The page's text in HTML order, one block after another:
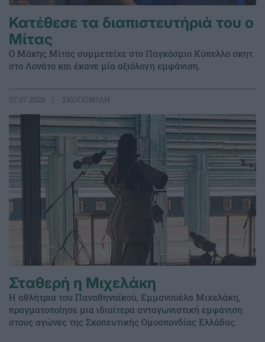
Κατέθεσε τα διαπιστευτήριά του ο
Μίτας
Ο Μάκης Μίτας συμμετείχε στο Παγκόσμιο Κύπελλο σκητ
στο Λονάτο και έκανε μία αξιόλογη εμφάνιση.
07.07.2026 ΣΚΟΠΟΒΟΛΗ
Σταθερή η Μιχελάκη
Η αθλήτρια του Παναθηναϊκού, Εμμανουέλα Μιχελάκη,
πραγματοποίησε μια ιδιαίτερα ανταγωνιστική εμφάνιση
στους αγώνες της Σκοπευτικής Ομοσπονδίας Ελλάδας.